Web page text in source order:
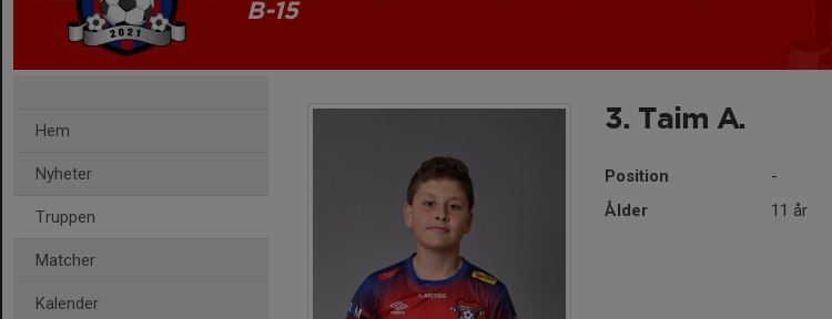
B-15
Hem
Nyheter
Truppen
Matcher
Kalender
3. Taim A.
Position
-
Ålder
11 år